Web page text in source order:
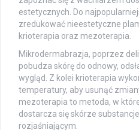
estetycznych. Do
zredukować nieestetyczne
krioterapia oraz mezoterapia.
Mikrodermabrazja, poprzez
pobudza skórę do odnowy,
wygląd. Z kolei krioterapia
temperatury, aby usunąć
mezoterapia to metoda, w
dostarcza się skórze
rozjaśniającym.